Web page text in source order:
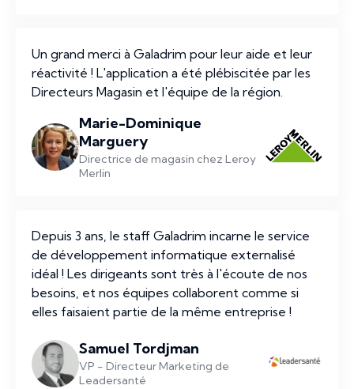
Un grand merci à Galadrim pour leur aide et leur
réactivité ! L'application a été plébiscitée par les
Directeurs Magasin et l'équipe de la région.
Marie-Dominique
Marguery
Directrice de magasin chez Leroy
Merlin
Depuis 3 ans, le staff Galadrim incarne le service
de développement informatique externalisé
idéal ! Les dirigeants sont très à l'écoute de nos
besoins, et nos équipes collaborent comme si
elles faisaient partie de la même entreprise !
Samuel Tordjman
VP - Directeur Marketing de
Leadersanté